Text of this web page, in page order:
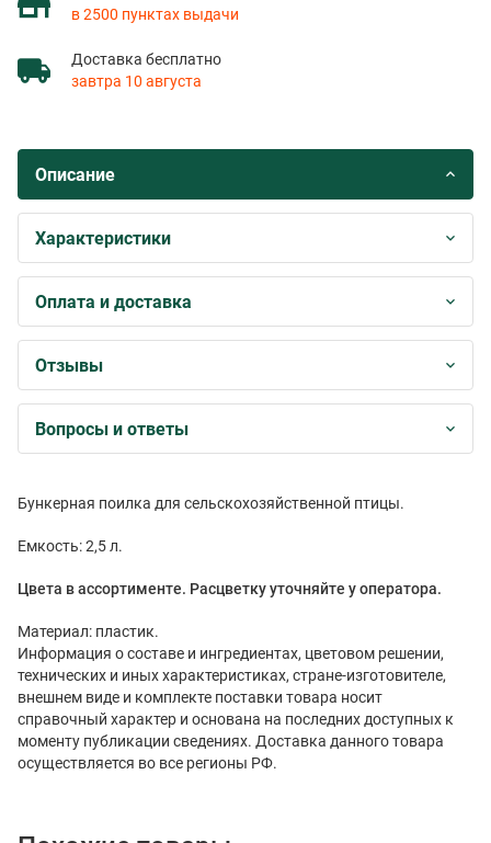
в 2500 пунктах выдачи
Доставка бесплатно
завтра 10 августа
Описание
Характеристики
Оплата и доставка
Отзывы
Вопросы и ответы
Бункерная поилка для сельскохозяйственной птицы.
Емкость: 2,5 л.
Цвета в ассортименте. Расцветку уточняйте у оператора.
Материал: пластик.
Информация о составе и ингредиентах, цветовом решении,
технических и иных характеристиках, стране-изготовителе,
внешнем виде и комплекте поставки товара носит
справочный характер и основана на последних доступных к
моменту публикации сведениях. Доставка данного товара
осуществляется во все регионы РФ.